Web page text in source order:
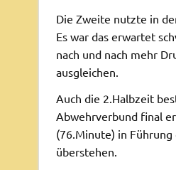
Die Zweite nutzte in
Es war das erwartet
nach und nach mehr
ausgleichen.
Auch die 2.Halbzeit
Abwehrverbund final
(76.Minute) in
überstehen.